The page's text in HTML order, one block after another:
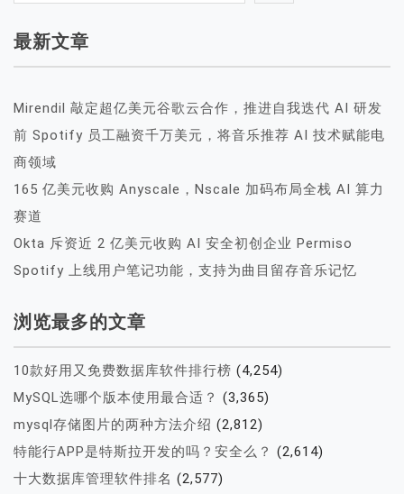
最新文章
Mirendil 敲定超亿美元谷歌云合作，推进自我迭代 AI 研发
前 Spotify 员工融资千万美元，将音乐推荐 AI 技术赋能电
商领域
165 亿美元收购 Anyscale，Nscale 加码布局全栈 AI 算力
赛道
Okta 斥资近 2 亿美元收购 AI 安全初创企业 Permiso
Spotify 上线用户笔记功能，支持为曲目留存音乐记忆
浏览最多的文章
10款好用又免费数据库软件排行榜 (4,254)
MySQL选哪个版本使用最合适？ (3,365)
mysql存储图片的两种方法介绍 (2,812)
特能行APP是特斯拉开发的吗？安全么？ (2,614)
十大数据库管理软件排名 (2,577)